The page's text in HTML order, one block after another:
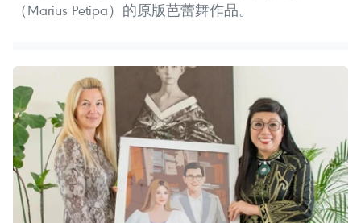
（Marius Petipa）的原版芭蕾舞作品。